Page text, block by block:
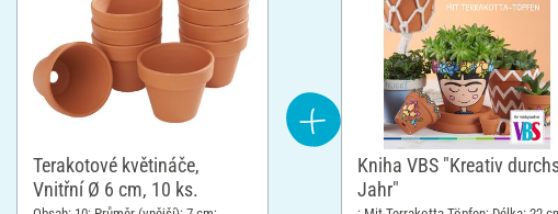
Terakotové květináče,
Vnitřní Ø 6 cm, 10 ks.
Kniha VBS "Kreativ
Jahr"